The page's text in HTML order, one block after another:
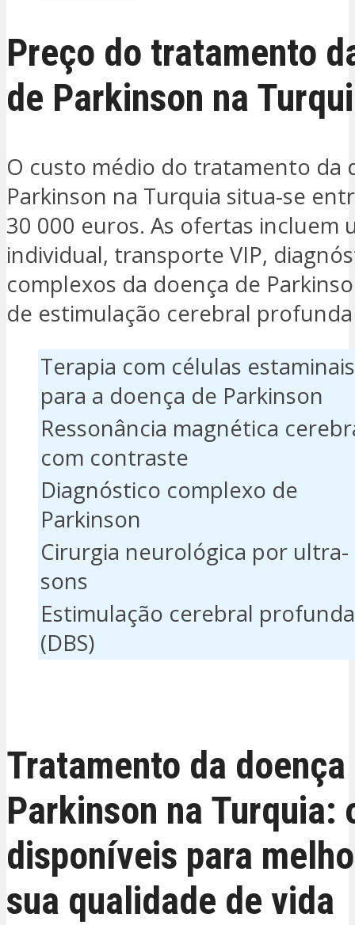
Preço do tratamento
de Parkinson na
O custo médio do tratamento da
Parkinson na Turquia situa-se
30 000 euros. As ofertas incluem
individual, transporte VIP,
complexos da doença de
de estimulação cerebral profunda
Terapia com células estaminais
para a doença de Parkinson
Ressonância magnética
com contraste
Diagnóstico complexo de
Parkinson
Cirurgia neurológica por ultra-
sons
Estimulação cerebral profunda
(DBS)
Tratamento da doença
Parkinson na Turquia:
disponíveis para
sua qualidade de vida